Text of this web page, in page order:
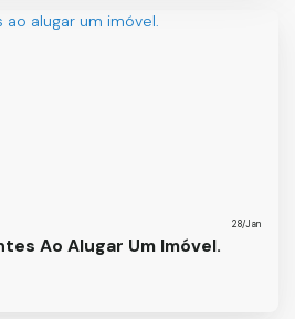
28/Jan
Ao Alugar Um Imóvel.